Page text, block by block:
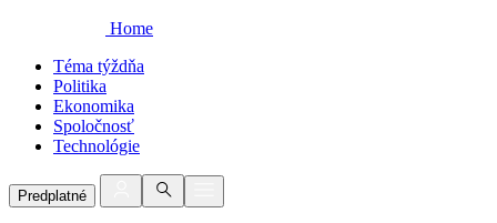
Home
Téma týždňa
Politika
Ekonomika
Spoločnosť
Technológie
Predplatné